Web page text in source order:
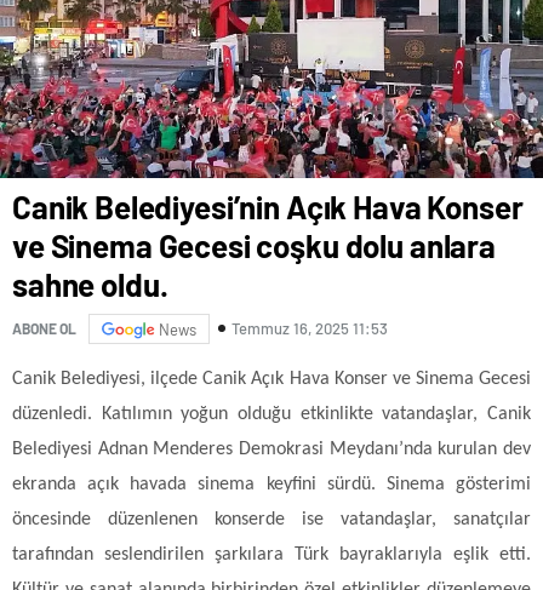
Canik Belediyesi’nin Açık Hava Konser
ve Sinema Gecesi coşku dolu anlara
sahne oldu.
ABONE OL News Temmuz 16, 2025 11:53
Canik Belediyesi, ilçede Canik Açık Hava Konser ve Sinema Gecesi
düzenledi. Katılımın yoğun olduğu etkinlikte vatandaşlar, Canik
Belediyesi Adnan Menderes Demokrasi Meydanı’nda kurulan dev
ekranda açık havada sinema keyfini sürdü. Sinema gösterimi
öncesinde düzenlenen konserde ise vatandaşlar, sanatçılar
tarafından seslendirilen şarkılara Türk bayraklarıyla eşlik etti.